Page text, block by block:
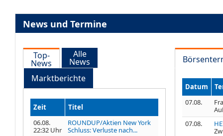
News und Termine
Top-
News
Alle
News
Marktberichte
Zeit
Titel
06.08.
22:32 Uhr
ROUNDUP/Aktien New York
Schluss: Verluste nach...
Datum
07.08.
07.08.